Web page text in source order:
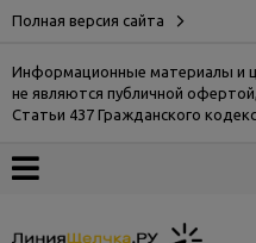
Полная версия сайта
Информационные материалы и
не являются публичной
Статьи 437 Гражданского
О